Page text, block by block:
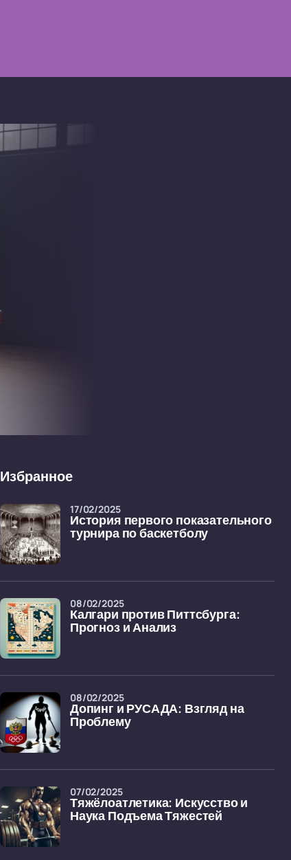
Избранное
История первого показательного
турнира по баскетболу
17/02/2025
Калгари против Питтсбурга:
Прогноз и Анализ
08/02/2025
Допинг и РУСАДА: Взгляд на
Проблему
08/02/2025
Тяжёлоатлетика: Искусство и
Наука Подъема Тяжестей
07/02/2025